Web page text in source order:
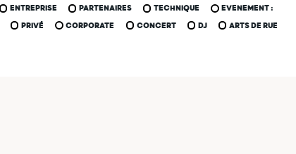
ENTREPRISE PARTENAIRES TECHNIQUE
EVENEMENT :
PRIVÉ CORPORATE CONCERT DJ ARTS DE RUE